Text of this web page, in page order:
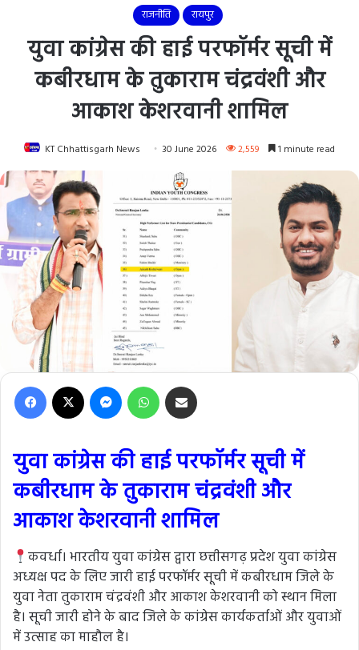
राजनीति
रायपुर
युवा कांग्रेस की हाई परफॉर्मर सूची में
कबीरधाम के तुकाराम चंद्रवंशी और
आकाश केशरवानी शामिल
KT Chhattisgarh News 30 June 2026 2,559 1 minute read
Facebook Messenger WhatsApp
युवा कांग्रेस की हाई परफॉर्मर सूची में
कबीरधाम के तुकाराम चंद्रवंशी और
आकाश केशरवानी शामिल
कवर्धा। भारतीय युवा कांग्रेस द्वारा छत्तीसगढ़ प्रदेश युवा कांग्रेस
अध्यक्ष पद के लिए जारी हाई परफॉर्मर सूची में कबीरधाम जिले के
युवा नेता तुकाराम चंद्रवंशी और आकाश केशरवानी को स्थान मिला
है। सूची जारी होने के बाद जिले के कांग्रेस कार्यकर्ताओं और युवाओं
में उत्साह का माहौल है।